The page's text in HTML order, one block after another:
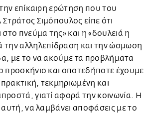
επίκαιρη ερώτηση που του
Σιμόπουλος είπε ότι
πνεύμα της» και η «δουλειά η
αλληλεπίδραση και την ώσμωση
με το να ακούμε τα προβλήματα
προσκήνιο και οποτεδήποτε έχουμε
τεκμηριωμένη και
γιατί αφορά την κοινωνία. Η
να λαμβάνει αποφάσεις με το